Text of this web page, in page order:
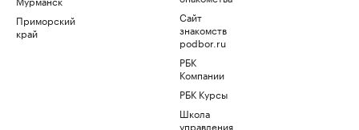
Приморский
край
Сайт
знакомств
podbor.ru
РБК
Компании
РБК Курсы
Школа
управления